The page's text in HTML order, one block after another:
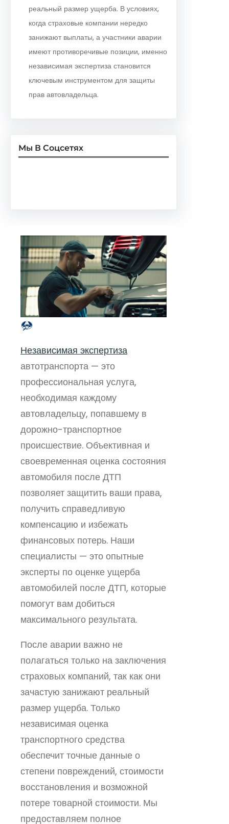
реальный размер ущерба. В условиях,
когда страховые компании нередко
занижают выплаты, а участники аварии
имеют противоречивые позиции, именно
независимая экспертиза становится
ключевым инструментом для защиты
прав автовладельца.
Мы В Соцсетях
Независимая экспертиза
автотранспорта — это
профессиональная услуга,
необходимая каждому
автовладельцу, попавшему в
дорожно-транспортное
происшествие. Объективная и
своевременная оценка состояния
автомобиля после ДТП
позволяет защитить ваши права,
получить справедливую
компенсацию и избежать
финансовых потерь. Наши
специалисты — это опытные
эксперты по оценке ущерба
автомобилей после ДТП, которые
помогут вам добиться
максимального результата.
После аварии важно не
полагаться только на заключения
страховых компаний, так как они
зачастую занижают реальный
размер ущерба. Только
независимая оценка
транспортного средства
обеспечит точные данные о
степени повреждений, стоимости
восстановления и возможной
потере товарной стоимости. Мы
предоставляем полное